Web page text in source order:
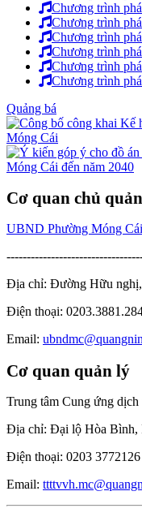
Chương trình
Chương trình
Chương trình
Chương trình
Chương trình
Chương trình
Quảng bá
Cơ quan chủ quản
UBND Phường Móng
Địa chỉ: Đường Hữu
Điện thoại:
Email:
Cơ quan quản lý
Trung tâm Cung ứng dịch
Địa chỉ: Đại lộ Hòa Bình,
Điện thoại: 0203 3772126
Email: